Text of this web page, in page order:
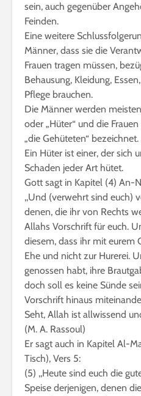
sein, auch gegenüber
Feinden.
Eine weitere
Männer, dass sie die
Frauen tragen müssen,
Behausung, Kleidung,
Pflege brauchen.
Die Männer werden
oder „Hüter“ und die
„die Gehüteten“ bezeichnet.
Ein Hüter ist einer, der sich
Schaden jeder Art hütet.
Gott sagt in Kapitel (4) An-
,,Und (verwehrt sind euch)
denen, die ihr von Rechts
Allahs Vorschrift für euch.
diesem, dass ihr mit eurem
Ehe und nicht zur Hurerei.
genossen habt, ihre
doch soll es keine Sünde
Vorschrift hinaus
Seht, Allah ist allwissend
(M. A. Rassoul)
Er sagt auch in Kapitel Al-
Tisch), Vers 5:
(5) ,,Heute sind euch die
Speise derjenigen, denen